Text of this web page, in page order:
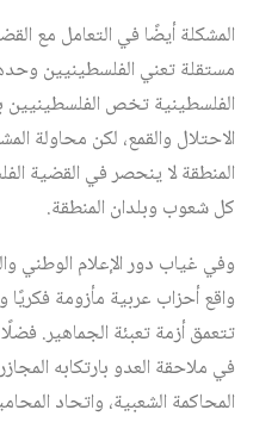
المشكلة أيضًا في التعامل مع
مستقلة تعني الفلسطينيين
الفلسطينية تخص الفلسطينيين
الاحتلال والقمع، لكن محاولة
المنطقة لا ينحصر في القضية
كل شعوب وبلدان المنطقة.
وفي غياب دور الإعلام الوطني
واقع أحزاب عربية مأزومة فكريًا
تتعمق أزمة تعبئة الجماهير.
في ملاحقة العدو بارتكابه
المحاكمة الشعبية، واتحاد